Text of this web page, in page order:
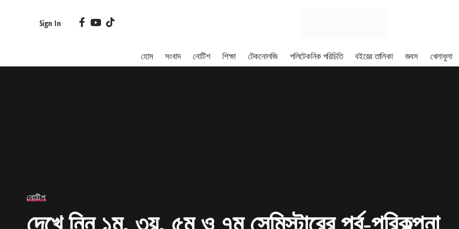
Sign In
হোম সংবাদ নোটিশ শিক্ষা টেকনোলজি পলিটেকনিক পরিচিতি বইয়ের তালিকা জবস খেলাধুলা
নোটিশ